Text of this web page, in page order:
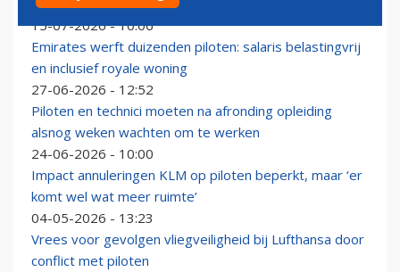
gevechtsvliegtuigen
15-07-2026 - 10:06
Emirates werft duizenden piloten: salaris belastingvrij
en inclusief royale woning
27-06-2026 - 12:52
Piloten en technici moeten na afronding opleiding
alsnog weken wachten om te werken
24-06-2026 - 10:00
Impact annuleringen KLM op piloten beperkt, maar ‘er
komt wel wat meer ruimte’
04-05-2026 - 13:23
Vrees voor gevolgen vliegveiligheid bij Lufthansa door
conflict met piloten